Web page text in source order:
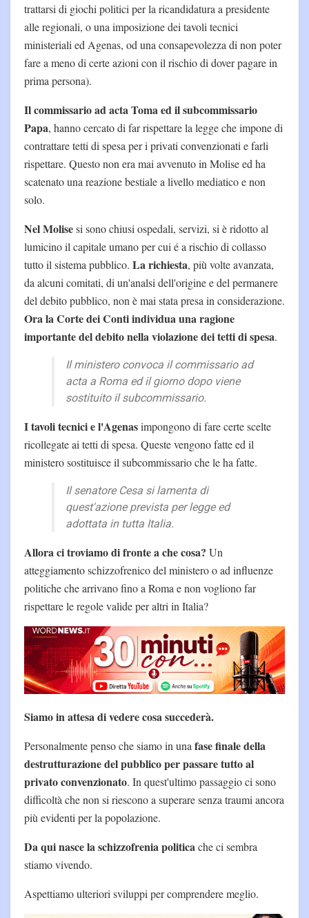
trattarsi di giochi politici per la ricandidatura a presidente
alle regionali, o una imposizione dei tavoli tecnici
ministeriali ed Agenas, od una consapevolezza di non poter
fare a meno di certe azioni con il rischio di dover pagare in
prima persona).
Il commissario ad acta Toma ed il subcommissario
Papa, hanno cercato di far rispettare la legge che impone di
contrattare tetti di spesa per i privati convenzionati e farli
rispettare. Questo non era mai avvenuto in Molise ed ha
scatenato una reazione bestiale a livello mediatico e non
solo.
Nel Molisesi sono chiusi ospedali, servizi, si è ridotto al
lumicino il capitale umano per cui é a rischio di collasso
tutto il sistema pubblico. La richiesta, più volte avanzata,
da alcuni comitati, di un'analsi dell'origine e del permanere
del debito pubblico, non è mai stata presa in considerazione.
Ora la Corte dei Conti individua una ragione
importante del debito nella violazione dei tetti di spesa.
Il ministero convoca il commissario ad
acta a Roma ed il giorno dopo viene
sostituito il subcommissario.
I tavoli tecnici e l'Agenasimpongono di fare certe scelte
ricollegate ai tetti di spesa. Queste vengono fatte ed il
ministero sostituisce il subcommissario che le ha fatte.
Il senatore Cesa si lamenta di
quest'azione prevista per legge ed
adottata in tutta Italia.
Allora ci troviamo di fronte a che cosa? Un
atteggiamento schizzofrenico del ministero o ad influenze
politiche che arrivano fino a Roma e non vogliono far
rispettare le regole valide per altri in Italia?
Siamo in attesa di vedere cosa succederà.
Personalmente penso che siamo in una fase finale della
destrutturazione del pubblico per passare tutto al
privato convenzionato. In quest'ultimo passaggio ci sono
difficoltà che non si riescono a superare senza traumi ancora
più evidenti per la popolazione.
Da qui nasce la schizzofrenia politicache ci sembra
stiamo vivendo.
Aspettiamo ulteriori sviluppi per comprendere meglio.